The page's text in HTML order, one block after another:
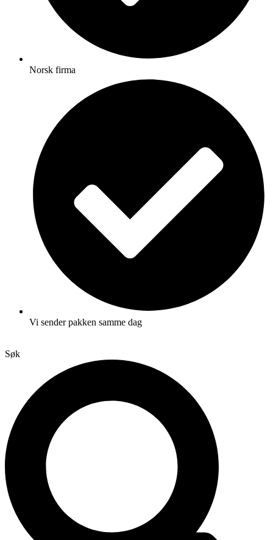
Norsk firma
Vi sender pakken samme dag
Søk